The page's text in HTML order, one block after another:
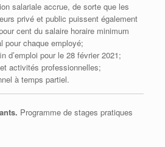
salariale accrue, de sorte que les
privé et public puissent également
cent du salaire horaire minimum
pour chaque employé;
d’emploi pour le 28 février 2021;
activités professionnelles;
à temps partiel.
Programme de stages pratiques